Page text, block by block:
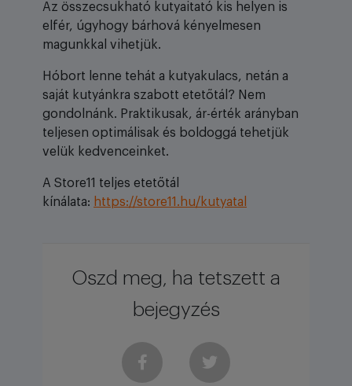
Az összecsukható kutyaitató kis helyen is
elfér, úgyhogy bárhová kényelmesen
magunkkal vihetjük.
Hóbort lenne tehát a kutyakulacs, netán a
saját kutyánkra szabott etetőtál? Nem
gondolnánk. Praktikusak, ár-érték arányban
teljesen optimálisak és boldoggá tehetjük
velük kedvenceinket.
A Store11 teljes etetőtál
kínálata: https://store11.hu/kutyatal
Oszd meg, ha tetszett a
bejegyzés